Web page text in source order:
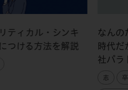
ティカル・シンキ
つける方法を解説
なんの
時代だ
社パラ
志